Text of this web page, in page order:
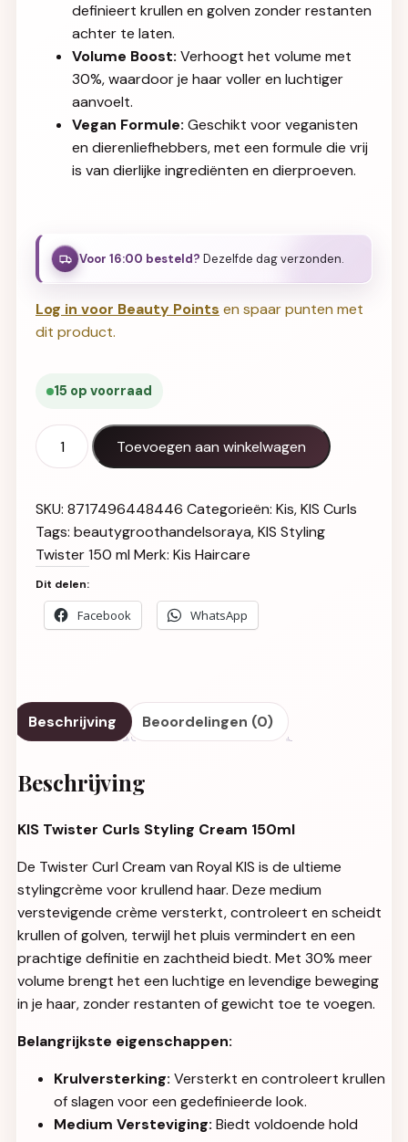
definieert krullen en golven zonder restanten
achter te laten.
Volume Boost: Verhoogt het volume met
30%, waardoor je haar voller en luchtiger
aanvoelt.
Vegan Formule: Geschikt voor veganisten
en dierenliefhebbers, met een formule die vrij
is van dierlijke ingrediënten en dierproeven.
Voor 16:00 besteld? Dezelfde dag verzonden.
Log in voor Beauty Points en spaar punten met
dit product.
15 op voorraad
KIS Twister Curls Styling Cream 150ml aantal
Toevoegen aan winkelwagen
SKU: 8717496448446 Categorieën: Kis,KIS Curls
Tags: beautygroothandelsoraya,KIS Styling
Twister 150 ml Merk: Kis Haircare
Dit delen:
Facebook WhatsApp
Beschrijving Beoordelingen (0)
Beschrijving
KIS Twister Curls Styling Cream 150ml
De Twister Curl Cream van Royal KIS is de ultieme
stylingcrème voor krullend haar. Deze medium
verstevigende crème versterkt, controleert en scheidt
krullen of golven, terwijl het pluis vermindert en een
prachtige definitie en zachtheid biedt. Met 30% meer
volume brengt het een luchtige en levendige beweging
in je haar, zonder restanten of gewicht toe te voegen.
Belangrijkste eigenschappen:
Krulversterking: Versterkt en controleert krullen
of slagen voor een gedefinieerde look.
Medium Versteviging: Biedt voldoende hold